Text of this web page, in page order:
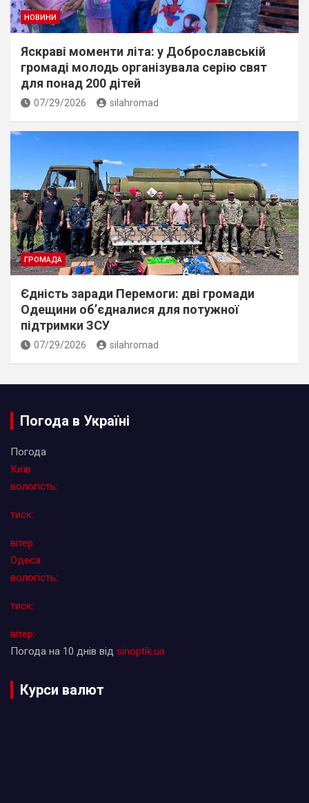
НОВИНИ
Яскраві моменти літа: у Доброславській
громаді молодь організувала серію свят
для понад 200 дітей
07/29/2026 silahromad
ГРОМАДА
Єдність заради Перемоги: дві громади
Одещини об’єдналися для потужної
підтримки ЗСУ
07/29/2026 silahromad
Погода в Україні
Погода
Київ
вологість:
тиск:
вітер:
Одеса
вологість:
тиск:
вітер:
Погода на 10 днів від sinoptik.ua
Курси валют